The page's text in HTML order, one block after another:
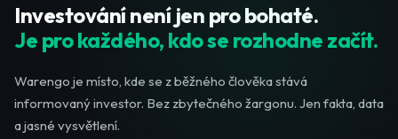
Investování není jen pro bohaté.
Je pro každého, kdo se rozhodne začít.
Warengo je místo, kde se z běžného člověka stává
informovaný investor. Bez zbytečného žargonu. Jen fakta, data
a jasné vysvětlení.